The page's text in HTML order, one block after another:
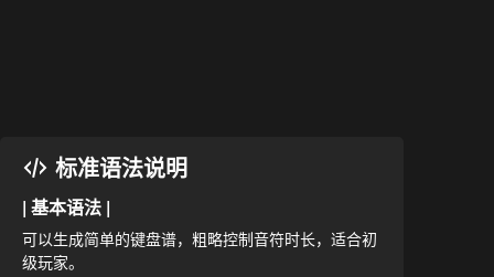
标准语法说明
| 基本语法 |
可以生成简单的键盘谱，粗略控制音符时长，适合初
级玩家。